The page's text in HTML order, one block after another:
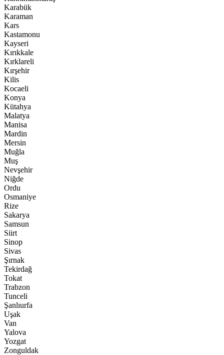
Karabük
Karaman
Kars
Kastamonu
Kayseri
Kırıkkale
Kırklareli
Kırşehir
Kilis
Kocaeli
Konya
Kütahya
Malatya
Manisa
Mardin
Mersin
Muğla
Muş
Nevşehir
Niğde
Ordu
Osmaniye
Rize
Sakarya
Samsun
Siirt
Sinop
Sivas
Şırnak
Tekirdağ
Tokat
Trabzon
Tunceli
Şanlıurfa
Uşak
Van
Yalova
Yozgat
Zonguldak